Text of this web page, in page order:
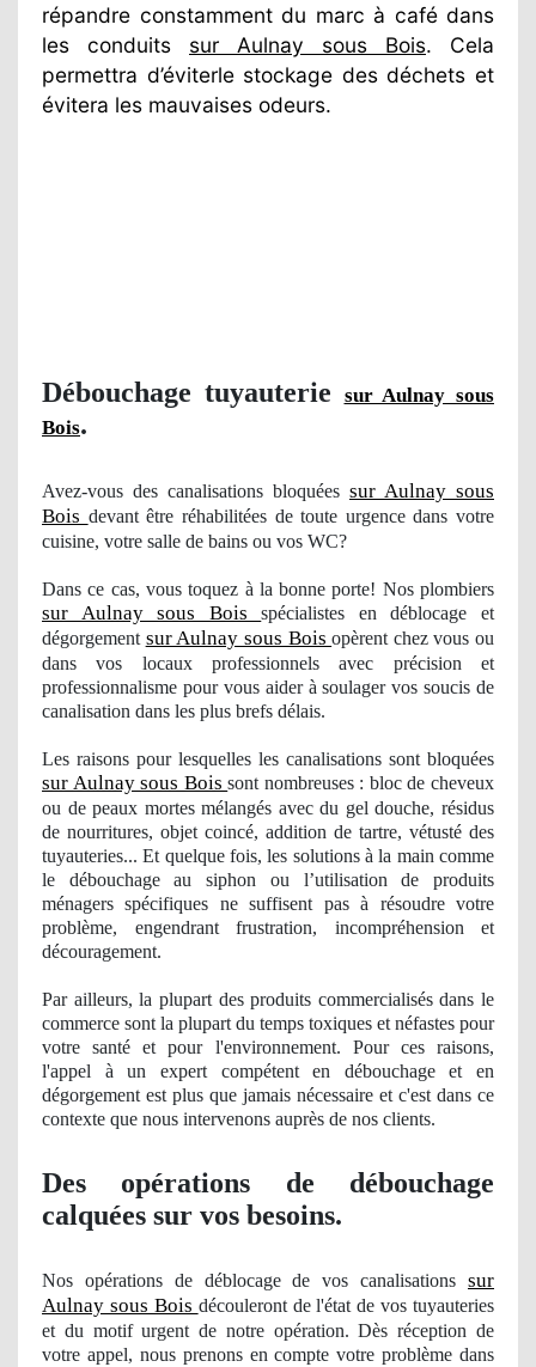
répandre constamment du marc à café dans
les conduits sur Aulnay sous Bois. Cela
permettra d’éviterle stockage des déchets et
évitera les mauvaises odeurs.
Débouchage tuyauterie
sur Aulnay sous
Bois.
Avez-vous des canalisations bloquées sur Aulnay sous
Bois devant être réhabilitées de toute urgence dans votre
cuisine, votre salle de bains ou vos WC?
Dans ce cas, vous toquez à la bonne porte! Nos plombiers
sur Aulnay sous Boisspécialistes en déblocage et
dégorgement sur Aulnay sous Boisopèrent chez vous ou
dans vos locaux professionnels avec précision et
professionnalisme pour vous aider à soulagervossoucis de
canalisation dans les plus brefs délais.
Les raisons pour lesquelles les canalisations sont bloquées
sur Aulnay sous Boissont nombreuses : bloc de cheveux
ou de peaux mortes mélangés avec du gel douche, résidus
de nourritures, objet coincé, addition de tartre, vétusté des
tuyauteries... Et quelque fois, les solutions à la main comme
le débouchage au siphon ou l’utilisation de produits
ménagersspécifiques ne suffisent pas à résoudre votre
problème, engendrant frustration, incompréhension et
découragement.
Par ailleurs, la plupart des produits commercialisés dans le
commerce sont la plupart du temps toxiques et néfastes pour
votre santé et pour l'environnement. Pour ces raisons,
l'appel à un expert compétent en débouchage et en
dégorgement est plus que jamais nécessaire et c'est dans ce
contexte que nous intervenons auprès de nos clients.
Des opérations de débouchage
calquées sur vos besoins.
Nos opérations de déblocagede voscanalisationssur
Aulnay sous Bois découleront de l'état de vos tuyauteries
et du motif urgent de notre opération. Dès réception de
votre appel, nous prenons en compte votre problème dans